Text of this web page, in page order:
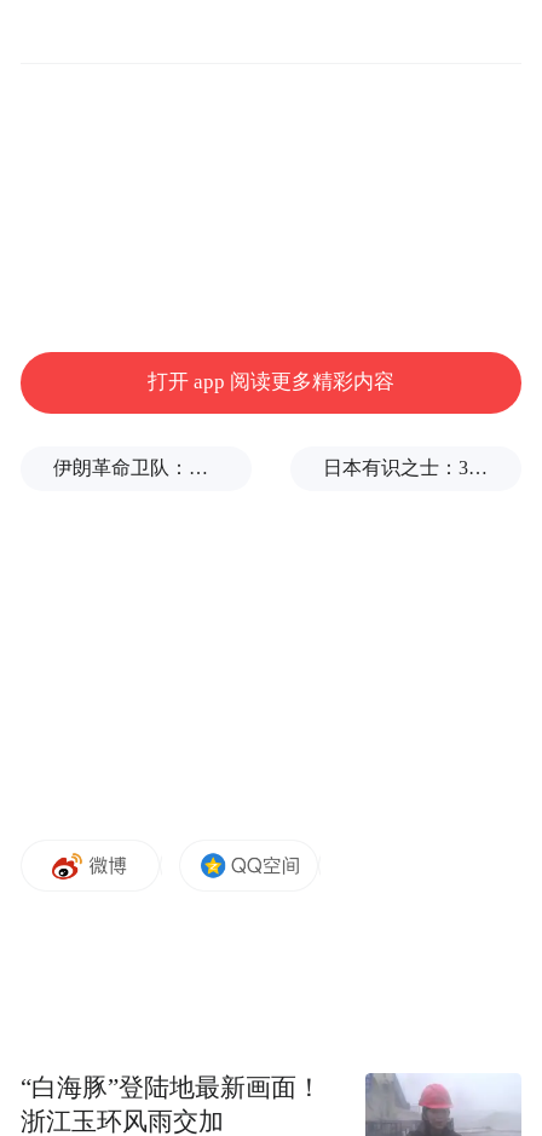
打开 app 阅读更多精彩内容
伊朗革命卫队：将保持对海峡控制至敌方接受全部条件 日本有识之士：32名中国劳工本不该命丧长崎
“白海豚”登陆地最新画面！
浙江玉环风雨交加